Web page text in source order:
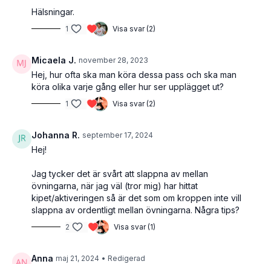
Hälsningar.
1 Visa svar (2)
Micaela J. november 28, 2023
Hej, hur ofta ska man köra dessa pass och ska man
köra olika varje gång eller hur ser upplägget ut?
1 Visa svar (2)
Johanna R. september 17, 2024
Hej!
Jag tycker det är svårt att slappna av mellan
övningarna, när jag väl (tror mig) har hittat
kipet/aktiveringen så är det som om kroppen inte vill
slappna av ordentligt mellan övningarna. Några tips?
2 Visa svar (1)
Anna maj 21, 2024 • Redigerad